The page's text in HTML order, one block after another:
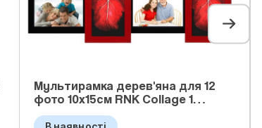
Мультирамка дерев'яна для 12
фото 10x15см RNK Collage 1…